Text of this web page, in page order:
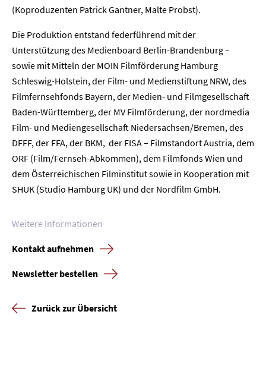
(Koproduzenten Patrick Gantner, Malte Probst).
Die Produktion entstand federführend mit der
Unterstützung des Medienboard Berlin-Brandenburg –
sowie mit Mitteln der MOIN Filmförderung Hamburg
Schleswig-Holstein, der Film- und Medienstiftung NRW, des
Filmfernsehfonds Bayern, der Medien- und Filmgesellschaft
Baden-Württemberg, der MV Filmförderung, der nordmedia
Film- und Mediengesellschaft Niedersachsen/Bremen, des
DFFF, der FFA, der BKM, der FISA – Filmstandort Austria, dem
ORF (Film/Fernseh-Abkommen), dem Filmfonds Wien und
dem Österreichischen Filminstitut sowie in Kooperation mit
SHUK (Studio Hamburg UK) und der Nordfilm GmbH.
Weitere Informationen
Kontakt aufnehmen
Newsletter bestellen
Zurück zur Übersicht